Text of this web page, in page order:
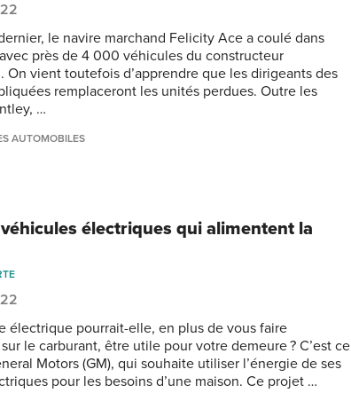
le navire marchand Felicity Ace a coulé dans
près de 4 000 véhicules du constructeur
On vient toutefois d’apprendre que les dirigeants des
remplaceront les unités perdues. Outre les
…
AUTOMOBILES
électriques qui alimentent la
électrique pourrait-elle, en plus de vous faire
le carburant, être utile pour votre demeure ? C’est ce
Motors (GM), qui souhaite utiliser l’énergie de ses
pour les besoins d’une maison. Ce projet …